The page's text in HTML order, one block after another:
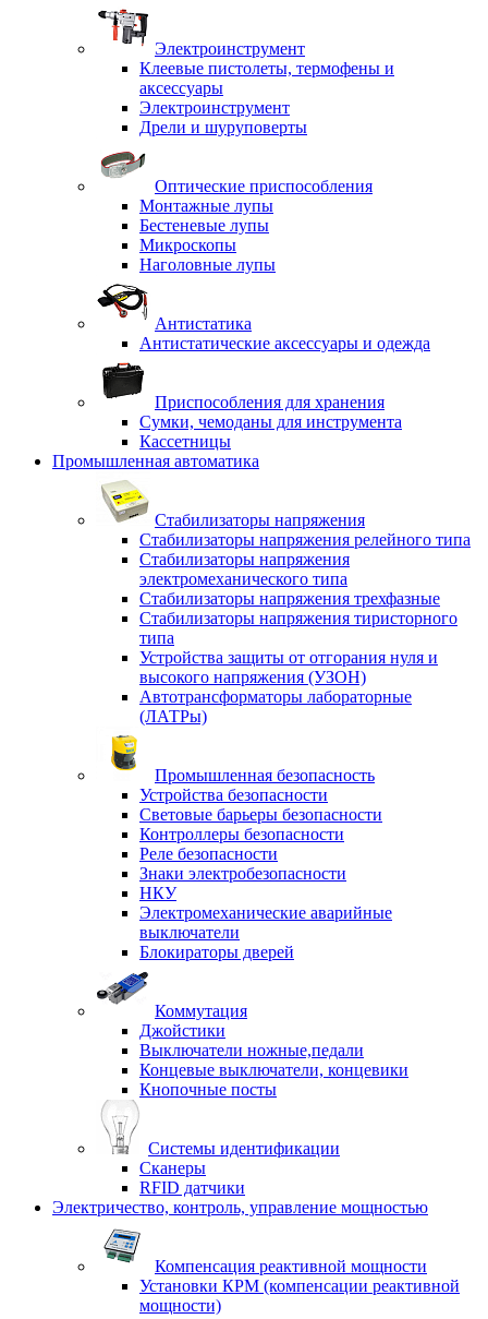
Электроинструмент
Клеевые пистолеты, термофены и
аксессуары
Электроинструмент
Дрели и шуруповерты
Оптические приспособления
Монтажные лупы
Бестеневые лупы
Микроскопы
Наголовные лупы
Антистатика
Антистатические аксессуары и одежда
Приспособления для хранения
Сумки, чемоданы для инструмента
Кассетницы
Промышленная автоматика
Стабилизаторы напряжения
Стабилизаторы напряжения релейного типа
Стабилизаторы напряжения
электромеханического типа
Стабилизаторы напряжения трехфазные
Стабилизаторы напряжения тиристорного
типа
Устройства защиты от отгорания нуля и
высокого напряжения (УЗОН)
Автотрансформаторы лабораторные
(ЛАТРы)
Промышленная безопасность
Устройства безопасности
Световые барьеры безопасности
Контроллеры безопасности
Реле безопасности
Знаки электробезопасности
НКУ
Электромеханические аварийные
выключатели
Блокираторы дверей
Коммутация
Джойстики
Выключатели ножные,педали
Концевые выключатели, концевики
Кнопочные посты
Системы идентификации
Сканеры
RFID датчики
Электричество, контроль, управление мощностью
Компенсация реактивной мощности
Установки КРМ (компенсации реактивной
мощности)